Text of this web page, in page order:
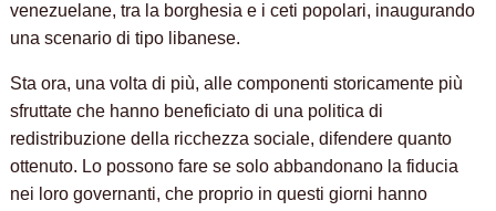
venezuelane, tra la borghesia e i ceti popolari, inaugurando
una scenario di tipo libanese.
Sta ora, una volta di più, alle componenti storicamente più
sfruttate che hanno beneficiato di una politica di
redistribuzione della ricchezza sociale, difendere quanto
ottenuto. Lo possono fare se solo abbandonano la fiducia
nei loro governanti, che proprio in questi giorni hanno